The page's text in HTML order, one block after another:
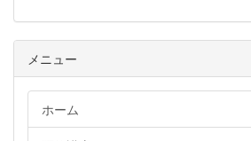
メニュー
ホーム